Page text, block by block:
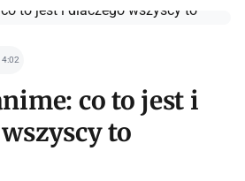
co to jest i
to